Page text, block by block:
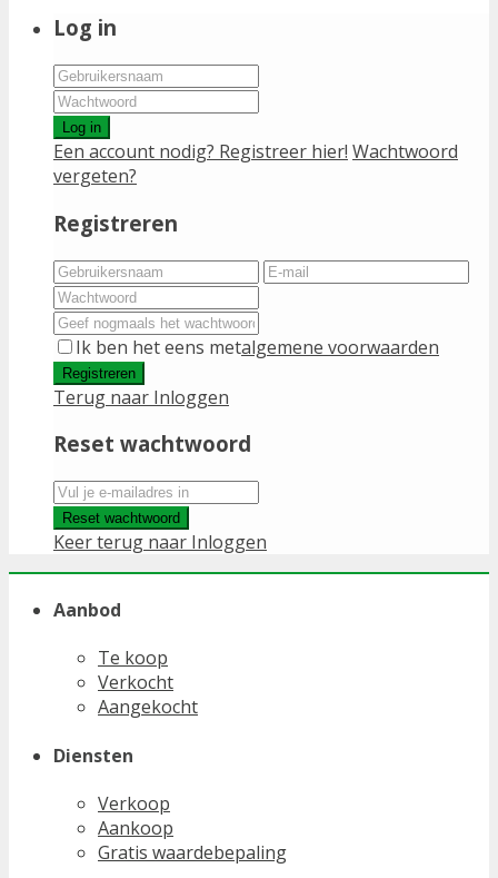
Log in
Log in
Een account nodig? Registreer hier! Wachtwoord
vergeten?
Registreren
Ik ben het eens metalgemene voorwaarden
Registreren
Terug naar Inloggen
Reset wachtwoord
Reset wachtwoord
Keer terug naar Inloggen
Aanbod
Te koop
Verkocht
Aangekocht
Diensten
Verkoop
Aankoop
Gratis waardebepaling